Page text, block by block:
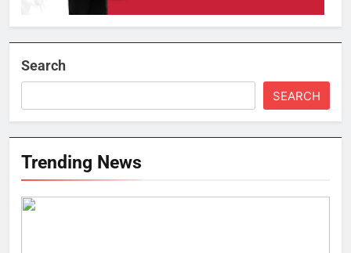
Search
SEARCH
Trending News